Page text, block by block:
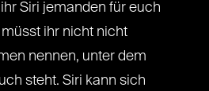
Siri jemanden für euch
ihr nicht nicht
nennen, unter dem
steht. Siri kann sich